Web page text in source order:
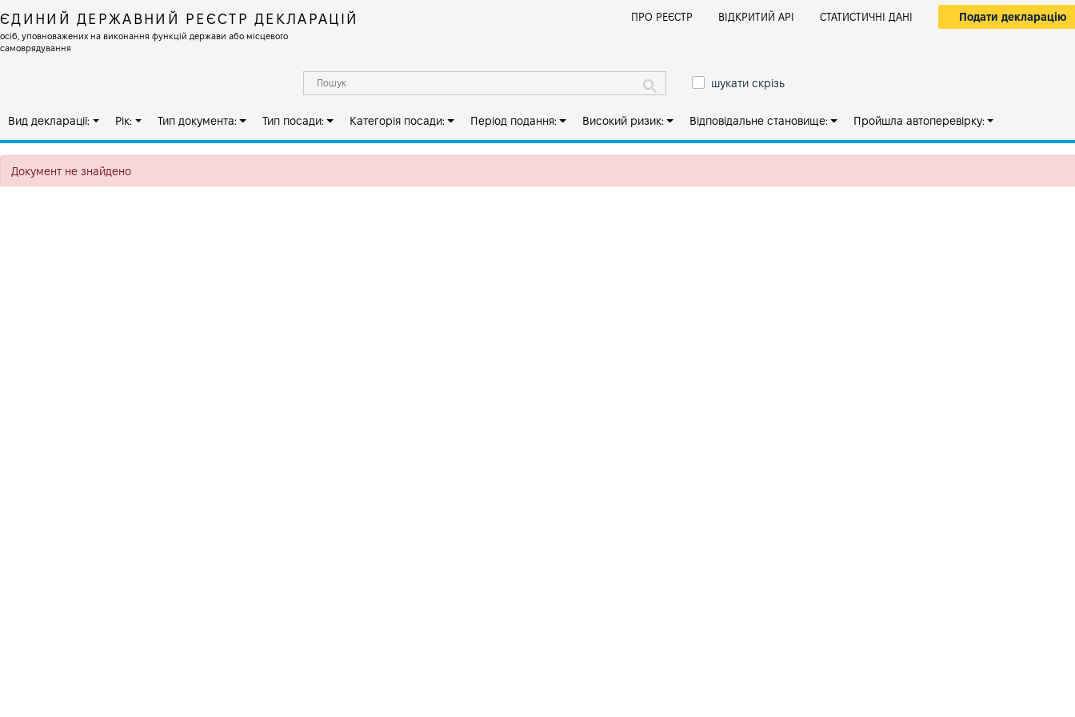
ЄДИНИЙ ДЕРЖАВНИЙ РЕЄСТР ДЕКЛАРАЦІЙ
осіб, уповноважених на виконання функцій держави або місцевого
самоврядування
ПРО РЕЄСТР ВІДКРИТИЙ АРІ СТАТИСТИЧНІ ДАНІ Подати декларацію
шукати скрізь
Вид декларації: Рік: Тип документа: Тип посади: Категорія посади: Період подання: Високий ризик: Відповідальне становище: Пройшла автоперевірку:
Документ не знайдено